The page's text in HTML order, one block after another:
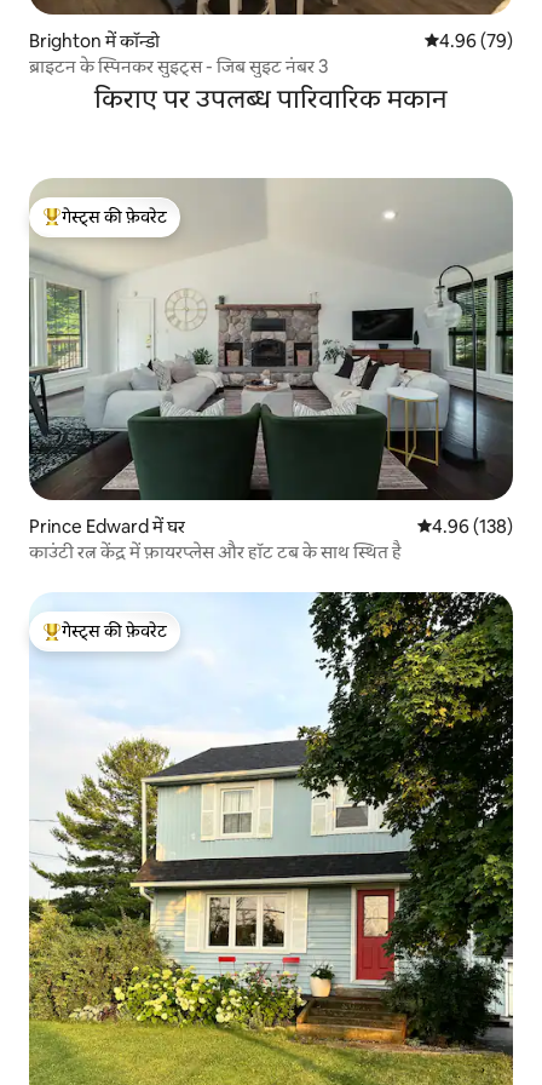
Brighton में कॉन्डो औसत रेटिंग 5 में
4.96 (79)
ब्राइटन के स्पिनकर सुइट्स - जिब सुइट नंबर 3
किराए पर उपलब्ध पारिवारिक मकान
गेस्ट्स का टॉप फ़ेवरेट
गेस्ट्स की फ़ेवरेट
Prince Edward में घर औसत रेटिंग 5 में से
4.96 (138)
काउंटी रत्न केंद्र में फ़ायरप्लेस और हॉट टब के साथ स्थित है
गेस्ट्स का टॉप फ़ेवरेट
गेस्ट्स की फ़ेवरेट